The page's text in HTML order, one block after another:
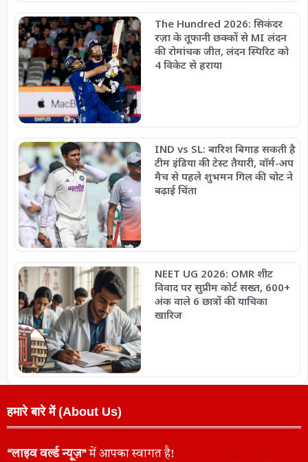
The Hundred 2026: सिकंदर
रज़ा के तूफानी छक्कों से MI लंदन
की रोमांचक जीत, लंदन स्पिरिट को
4 विकेट से हराया
IND vs SL: बारिश बिगाड़ सकती है
टीम इंडिया की टेस्ट तैयारी, वॉर्म-अप
मैच से पहले शुभमन गिल की चोट ने
बढ़ाई चिंता
NEET UG 2026: OMR शीट
विवाद पर सुप्रीम कोर्ट सख्त, 600+
अंक वाले 6 छात्रों की याचिका
खारिज
हमारे बारे में (About Us)
“लाइव वर्ल्ड न्यूज़”में आपका स्वागत है!